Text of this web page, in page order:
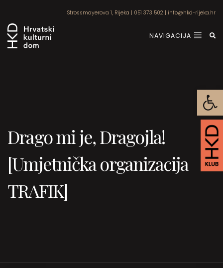
Strossmayerova 1, Rijeka | 051 373 502 | info@hkd-rijeka.hr
NAVIGACIJA
Drago mi je, Dragojla!
[Umjetnička organizacija
TRAFIK]